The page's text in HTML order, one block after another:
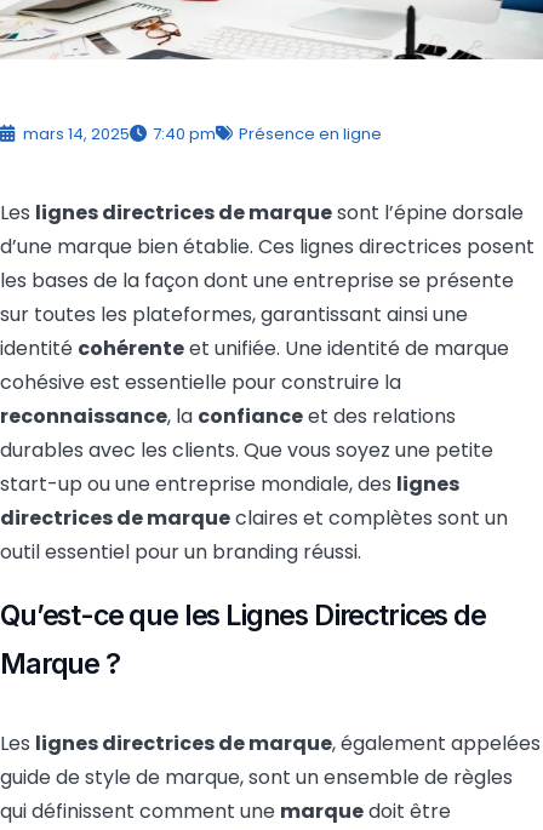
mars 14, 2025 7:40 pm Présence en ligne
Les lignes directrices de marquesont l’épine dorsale
d’une marque bien établie. Ces lignes directrices posent
les bases de la façon dont une entreprise se présente
sur toutes les plateformes, garantissant ainsi une
identité cohérenteet unifiée. Une identité de marque
cohésive est essentielle pour construire la
reconnaissance, la confianceet des relations
durables avec les clients. Que vous soyez une petite
start-up ou une entreprise mondiale, des lignes
directrices de marqueclaires et complètes sont un
outil essentiel pour un branding réussi.
Qu’est-ce que les Lignes Directrices de
Marque ?
Les lignes directrices de marque, également appelées
guide de style de marque, sont un ensemble de règles
qui définissent comment une marquedoit être